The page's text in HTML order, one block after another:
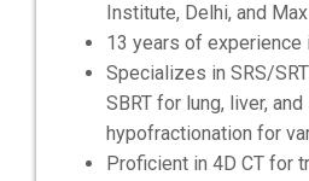
Institute, Delhi, and
13 years of experience
Specializes in SRS/
SBRT for lung, liver, and
hypofractionation for
Proficient in 4D CT for